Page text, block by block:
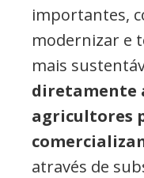
importantes,
modernizar e
mais
diretamente
agricultores
através de